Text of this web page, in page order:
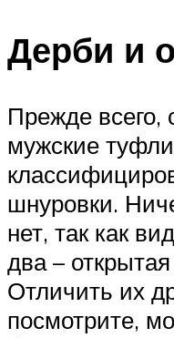
Дерби и
Прежде всего,
мужские
шнуровки.
нет, так как
два –
Отличить их
посмотрите,